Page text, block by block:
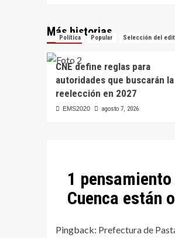
Más historias
Política Popular Selección del
CNE define reglas para
autoridades que buscarán la
reelección en 2027
EMS2020 agosto 7, 2026
1 pensamiento
Cuenca están
Pingback: Prefectura de